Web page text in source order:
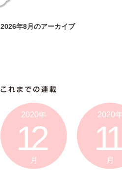
2026年8月のアーカイブ
2020年
12
月
2020
11
月